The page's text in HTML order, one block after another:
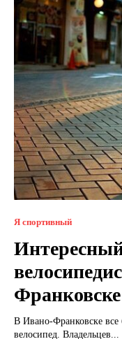
Я спортивный
Франковске
В Ивано-Франковске все
велосипед. Владельцев...